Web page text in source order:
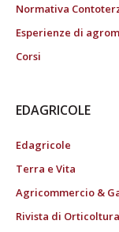
Normativa
Esperienze di
Corsi
EDAGRICOLE
Edagricole
Terra e Vita
Agricommercio &
Rivista di